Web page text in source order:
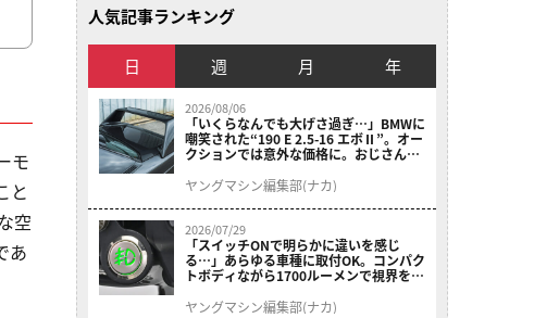
モ
と
空
あ
人気記事ランキング
日 週 月 年
2026/08/06
「いくらなんでも大げさ過ぎ…」BMWに
嘲笑された“190 E 2.5-16 エボⅡ”。オー
クションでは意外な価格に。おじさん達
ヤングマシン編集部(ナカ)
2026/07/29
「スイッチONで明らかに違いを感じ
る…」あらゆる車種に取付OK。コンパク
トボディながら1700ルーメンで視界を確
ニット プレシャスレイ スモール］
ヤングマシン編集部(ナカ)